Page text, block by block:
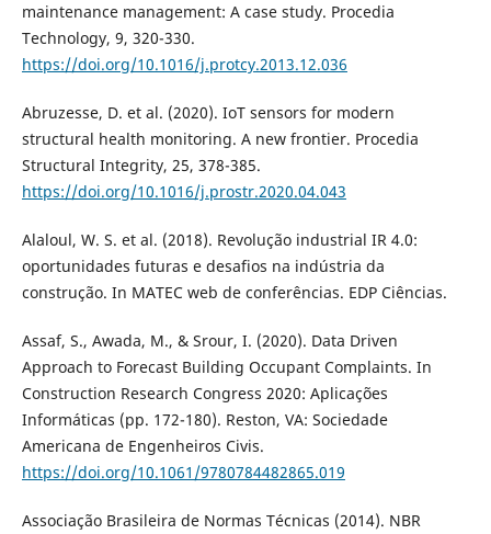
maintenance management: A case study. Procedia
Technology, 9, 320-330.
https://doi.org/10.1016/j.protcy.2013.12.036
Abruzesse, D. et al. (2020). IoT sensors for modern
structural health monitoring. A new frontier. Procedia
Structural Integrity, 25, 378-385.
https://doi.org/10.1016/j.prostr.2020.04.043
Alaloul, W. S. et al. (2018). Revolução industrial IR 4.0:
oportunidades futuras e desafios na indústria da
construção. In MATEC web de conferências. EDP Ciências.
Assaf, S., Awada, M., & Srour, I. (2020). Data Driven
Approach to Forecast Building Occupant Complaints. In
Construction Research Congress 2020: Aplicações
Informáticas (pp. 172-180). Reston, VA: Sociedade
Americana de Engenheiros Civis.
https://doi.org/10.1061/9780784482865.019
Associação Brasileira de Normas Técnicas (2014). NBR